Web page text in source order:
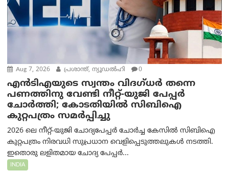
Aug 7, 2026 പ്രശാന്ത്, ന്യൂഡല്‍ഹി 0
എൻ‌ടി‌എയുടെ സ്വന്തം വിദഗ്ധർ തന്നെ
പണത്തിനു വേണ്ടി നീറ്റ്-യു‌ജി പേപ്പർ
ചോർത്തി; കോടതിയില്‍ സിബിഐ
കുറ്റപത്രം സമര്‍പ്പിച്ചു
2026 ലെ നീറ്റ്-യുജി ചോദ്യപേപ്പർ ചോർച്ച കേസിൽ സിബിഐ
കുറ്റപത്രം നിരവധി സുപ്രധാന വെളിപ്പെടുത്തലുകൾ നടത്തി.
ഇതൊരു ലളിതമായ ചോദ്യ പേപ്പർ...
INDIA